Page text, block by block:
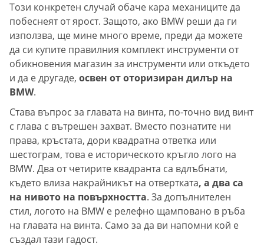
Този конкретен случай обаче кара механиците да
побеснеят от ярост. Защото, ако BMW реши да ги
използва, ще мине много време, преди да можете
да си купите правилния комплект инструменти от
обикновения магазин за инструменти или откъдето
и да е другаде, освен от оторизиран дилър на
BMW.
Става въпрос за главата на винта, по-точно вид винт
с глава с вътрешен захват. Вместо познатите ни
права, кръстата, дори квадратна ответка или
шестограм, това е историческото кръгло лого на
BMW. Два от четирите квадранта са вдлъбнати,
където влиза накрайникът на отвертката, а два са
на нивото на повърхността. За допълнителен
стил, логото на BMW е релефно щамповано в ръба
на главата на винта. Само за да ви напомни кой е
създал тази гадост.